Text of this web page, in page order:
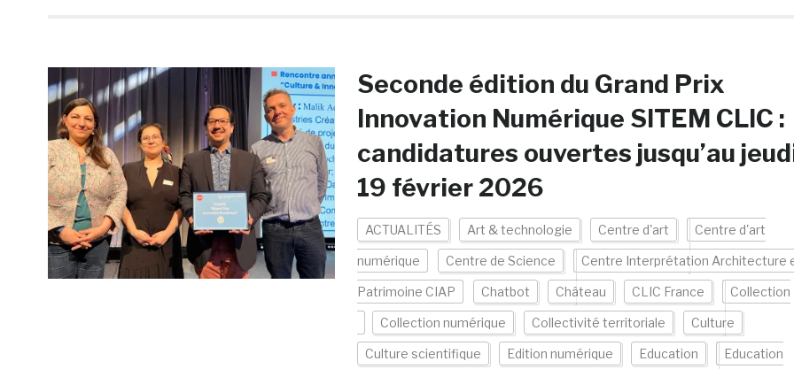
Seconde édition du Grand Prix
Innovation Numérique SITEM CLIC :
candidatures ouvertes jusqu’au
19 février 2026
ACTUALITÉS Art & technologie Centre d'art Centre d'art
numérique Centre de Science Centre Interprétation Architecture
Patrimoine CIAP Chatbot Château CLIC France Collection
Collection numérique Collectivité territoriale Culture
Culture scientifique Edition numérique Education Education